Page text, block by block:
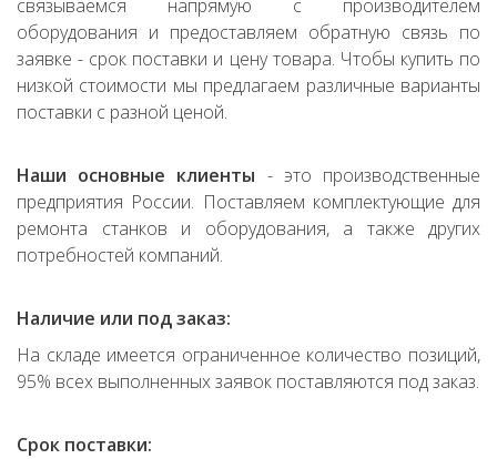
связываемся напрямую с производителем
оборудования и предоставляем обратную связь по
заявке - срок поставки и цену товара. Чтобы купить по
низкой стоимости мы предлагаем различные варианты
поставки с разной ценой.
Наши основные клиенты - это производственные
предприятия России. Поставляем комплектующие для
ремонта станков и оборудования, а также других
потребностей компаний.
Наличие или под заказ:
На складе имеется ограниченное количество позиций,
95% всех выполненных заявок поставляются под заказ.
Срок поставки: